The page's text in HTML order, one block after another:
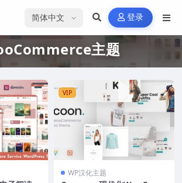
选择语言 登录
主题
VIP
WP汉化主题